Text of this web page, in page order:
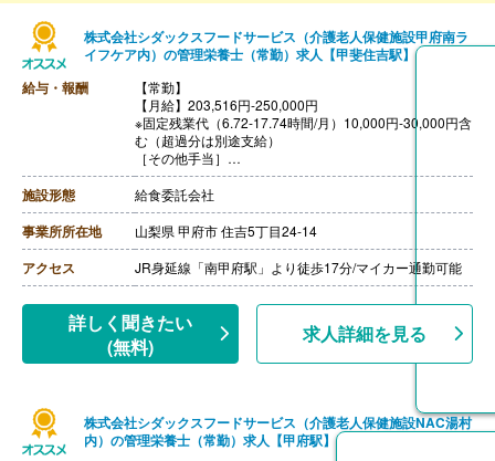
株式会社シダックスフードサービス（介護老人保健施設甲府南ラ
イフケア内）の管理栄養士（常勤）求人【甲斐住吉駅】
給与・報酬
【常勤】
【月給】203,516円-250,000円
※固定残業代（6.72-17.74時間/月）10,000円-30,000円含
む（超過分は別途支給）
［その他手当］
・時間外勤務手当
・休日勤務手当
・深夜勤務手当（22:00-翌05:00）
・休業手当
【賞与】年2回
【通勤手当】あり（上限なし）※片道2km以上
【昇給】あり（年1回）
施設形態 給食委託会社
事業所所在地 山梨県 甲府市 住吉5丁目24-14
アクセス JR身延線「南甲府駅」より徒歩17分/マイカー通勤可能
詳しく聞きたい
(無料)
求人詳細を見る
株式会社シダックスフードサービス（介護老人保健施設NAC湯村
内）の管理栄養士（常勤）求人【甲府駅】